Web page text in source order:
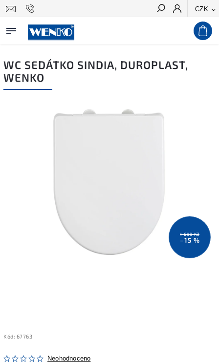
CZK
Hledat
WC SEDÁTKO SINDIA, DUROPLAST,
WENKO
1 899 Kč
–15 %
Kód: 67763
Neohodnoceno